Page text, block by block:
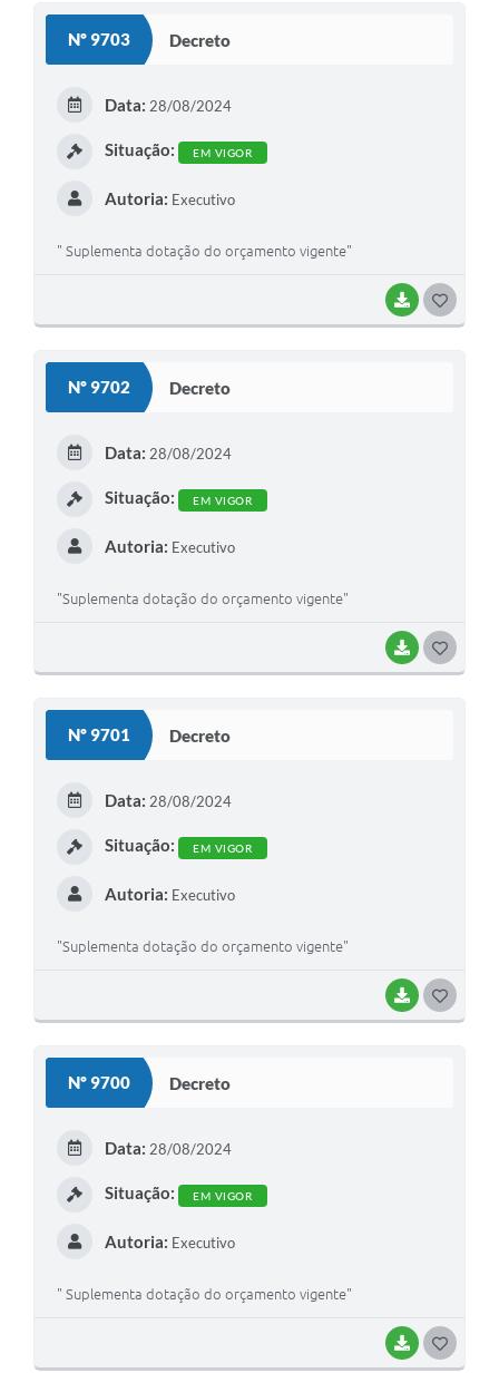
Nº 9703 Decreto
BAIXAR
Data: 28/08/2024
Situação: EM VIGOR
Autoria: Executivo
" Suplementa dotação do orçamento vigente"
Nº 9702 Decreto
BAIXAR
Data: 28/08/2024
Situação: EM VIGOR
Autoria: Executivo
"Suplementa dotação do orçamento vigente"
Nº 9701 Decreto
BAIXAR
Data: 28/08/2024
Situação: EM VIGOR
Autoria: Executivo
"Suplementa dotação do orçamento vigente"
Nº 9700 Decreto
BAIXAR
Data: 28/08/2024
Situação: EM VIGOR
Autoria: Executivo
" Suplementa dotação do orçamento vigente"